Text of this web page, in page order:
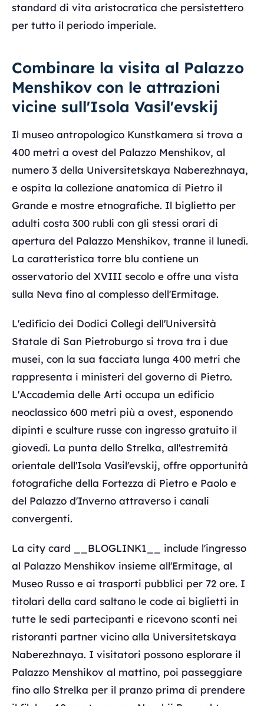
standard di vita aristocratica che persistettero
per tutto il periodo imperiale.
Combinare la visita al Palazzo
Menshikov con le attrazioni
vicine sull'Isola Vasil'evskij
Il museo antropologico Kunstkamera si trova a
400 metri a ovest del Palazzo Menshikov, al
numero 3 della Universitetskaya Naberezhnaya,
e ospita la collezione anatomica di Pietro il
Grande e mostre etnografiche. Il biglietto per
adulti costa 300 rubli con gli stessi orari di
apertura del Palazzo Menshikov, tranne il lunedì.
La caratteristica torre blu contiene un
osservatorio del XVIII secolo e offre una vista
sulla Neva fino al complesso dell'Ermitage.
L'edificio dei Dodici Collegi dell'Università
Statale di San Pietroburgo si trova tra i due
musei, con la sua facciata lunga 400 metri che
rappresenta i ministeri del governo di Pietro.
L'Accademia delle Arti occupa un edificio
neoclassico 600 metri più a ovest, esponendo
dipinti e sculture russe con ingresso gratuito il
giovedì. La punta dello Strelka, all'estremità
orientale dell'Isola Vasil'evskij, offre opportunità
fotografiche della Fortezza di Pietro e Paolo e
del Palazzo d'Inverno attraverso i canali
convergenti.
La city card __BLOGLINK1__ include l'ingresso
al Palazzo Menshikov insieme all'Ermitage, al
Museo Russo e ai trasporti pubblici per 72 ore. I
titolari della card saltano le code ai biglietti in
tutte le sedi partecipanti e ricevono sconti nei
ristoranti partner vicino alla Universitetskaya
Naberezhnaya. I visitatori possono esplorare il
Palazzo Menshikov al mattino, poi passeggiare
fino allo Strelka per il pranzo prima di prendere